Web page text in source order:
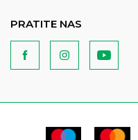
PRATITE NAS